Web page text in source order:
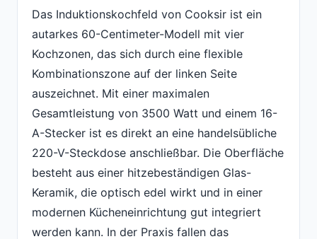
Das Induktionskochfeld von Cooksir ist ein
autarkes 60-Centimeter-Modell mit vier
Kochzonen, das sich durch eine flexible
Kombinationszone auf der linken Seite
auszeichnet. Mit einer maximalen
Gesamtleistung von 3500 Watt und einem 16-
A-Stecker ist es direkt an eine handelsübliche
220-V-Steckdose anschließbar. Die Oberfläche
besteht aus einer hitzebeständigen Glas-
Keramik, die optisch edel wirkt und in einer
modernen Kücheneinrichtung gut integriert
werden kann. In der Praxis fallen das